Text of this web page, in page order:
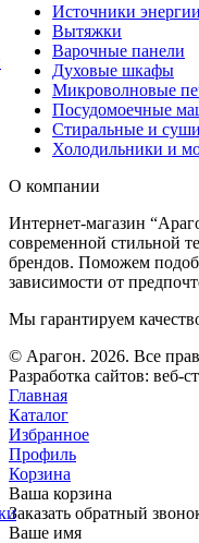
Источники
Вытяжки
Варочные панели
Духовые шкафы
Микроволновые
Посудомоечные
Стиральные и
Холодильники и
О компании
Интернет-магазин
современной стильной
брендов. Поможем
зависимости от
Мы гарантируем
© Арагон. 2026. Все
Разработка сайтов: веб-
Главная
Каталог
Избранное
Профиль
Корзина
Ваша корзина
Заказать обратный
Ваше имя